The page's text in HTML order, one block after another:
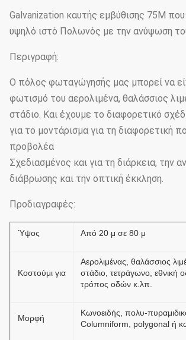
Galvanization καυτής εμβύθισης 75M
υψηλό ιστό Πολωνός με την ανύψωση
Περιγραφή:
Ο πόλος φωταγώγησής μας μπορεί να
φωτισμό του αερολιμένα, θαλάσσιος
στάδιο. Και έχουμε το διαφορετικό
για το μοντάρισμα για τη διαφορετική
προβολέα
Σχεδιασμένος και για τη διάρκεια, την
διάβρωσης και την οπτική έκκληση.
Προδιαγραφές:
Ύψος Από 20 μ σε 80 μ
Κοστούμι για
Αερολιμένας, θαλάσσιος
στάδιο, τετράγωνο, εθνική
τρόπος οδών κ.λπ.
Μορφή
Κωνοειδής, πολυ-
Columniform, polygonal ή